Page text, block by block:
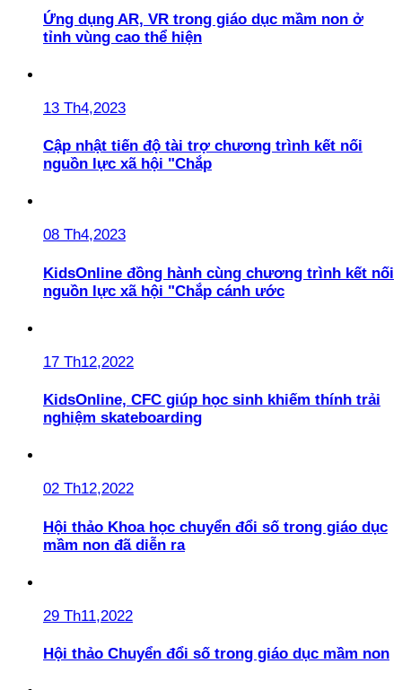
Ứng dụng AR, VR trong giáo dục mầm non ở
tỉnh vùng cao thể hiện
13 Th4,2023
Cập nhật tiến độ tài trợ chương trình kết nối
nguồn lực xã hội "Chắp
08 Th4,2023
KidsOnline đồng hành cùng chương trình kết nối
nguồn lực xã hội "Chắp cánh ước
17 Th12,2022
KidsOnline, CFC giúp học sinh khiếm thính trải
nghiệm skateboarding
02 Th12,2022
Hội thảo Khoa học chuyển đổi số trong giáo dục
mầm non đã diễn ra
29 Th11,2022
Hội thảo Chuyển đổi số trong giáo dục mầm non